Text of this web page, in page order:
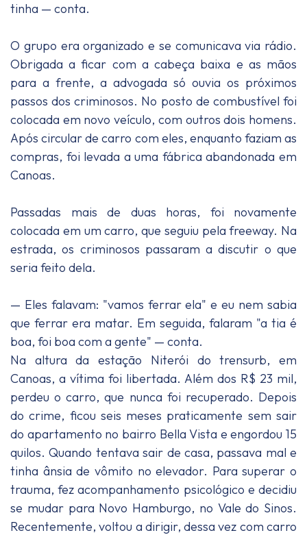
tinha — conta.
O grupo era organizado e se comunicava via rádio.
Obrigada a ficar com a cabeça baixa e as mãos
para a frente, a advogada só ouvia os próximos
passos dos criminosos. No posto de combustível foi
colocada em novo veículo, com outros dois homens.
Após circular de carro com eles, enquanto faziam as
compras, foi levada a uma fábrica abandonada em
Canoas.
Passadas mais de duas horas, foi novamente
colocada em um carro, que seguiu pela freeway. Na
estrada, os criminosos passaram a discutir o que
seria feito dela.
— Eles falavam: "vamos ferrar ela" e eu nem sabia
que ferrar era matar. Em seguida, falaram "a tia é
boa, foi boa com a gente" — conta.
Na altura da estação Niterói do trensurb, em
Canoas, a vítima foi libertada. Além dos R$ 23 mil,
perdeu o carro, que nunca foi recuperado. Depois
do crime, ficou seis meses praticamente sem sair
do apartamento no bairro Bella Vista e engordou 15
quilos. Quando tentava sair de casa, passava mal e
tinha ânsia de vômito no elevador. Para superar o
trauma, fez acompanhamento psicológico e decidiu
se mudar para Novo Hamburgo, no Vale do Sinos.
Recentemente, voltou a dirigir, dessa vez com carro